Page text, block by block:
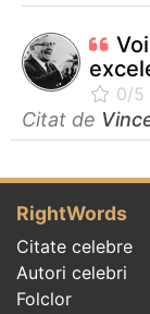
Citat de
RightWords
Citate celebre
Autori celebri
Folclor